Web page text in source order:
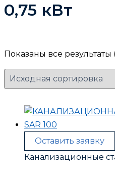
0,75 кВт
Показаны все результаты
Оставить заявку
Канализационные